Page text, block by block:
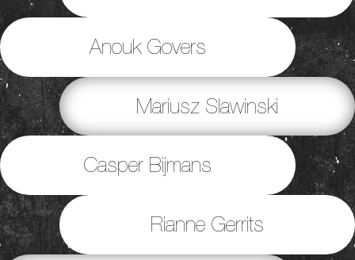
Anouk Govers
Mariusz Slawinski
Casper Bijmans
Rianne Gerrits